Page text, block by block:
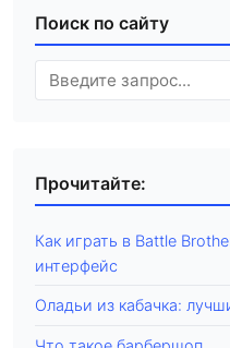
Поиск по сайту
Прочитайте:
Как играть в Battle
интерфейс
Оладьи из кабачка: